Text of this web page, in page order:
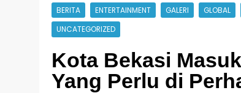
BERITA ENTERTAINMENT GALERI GLOBAL
UNCATEGORIZED
Kota Bekasi
Yang Perlu di